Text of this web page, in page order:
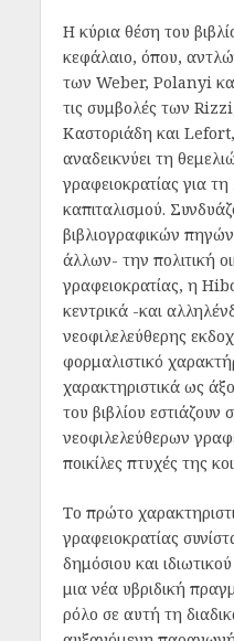
Η κύρια θέση του
κεφάλαιο, όπου,
των Weber, Polanyi
τις συμβολές των
Καστοριάδη και
αναδεικνύει τη
γραφειοκρατίας για τη
καπιταλισμού.
βιβλιογραφικών
άλλων- την πολιτική
γραφειοκρατίας, η
κεντρικά -και
νεοφιλελεύθερης
φορμαλιστικό
χαρακτηριστικά ως
του βιβλίου
νεοφιλελεύθερων
ποικίλες πτυχές της
Το πρώτο
γραφειοκρατίας
δημόσιου και
μια νέα υβριδική
ρόλο σε αυτή τη